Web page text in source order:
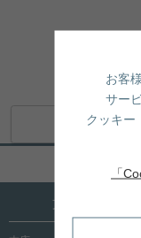
文京区内に15
お客
サー
クッキー
「